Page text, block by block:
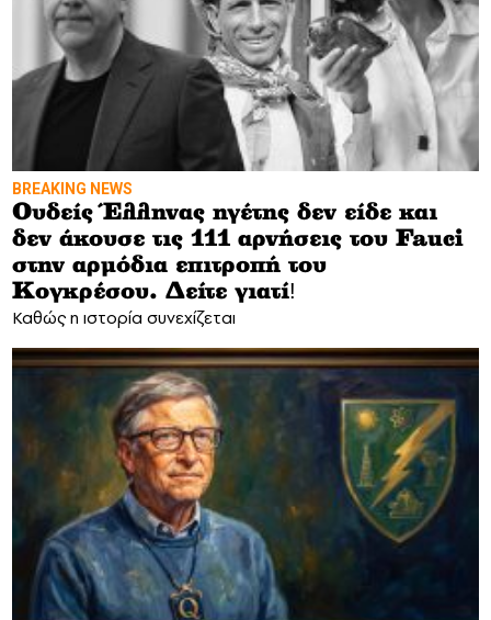
BREAKING NEWS
Ουδείς Έλληνας ηγέτης δεν είδε και
δεν άκουσε τις 111 αρνήσεις του Fauci
στην αρμόδια επιτροπή του
Κογκρέσου. Δείτε γιατί!
Καθώς η ιστορία συνεχίζεται